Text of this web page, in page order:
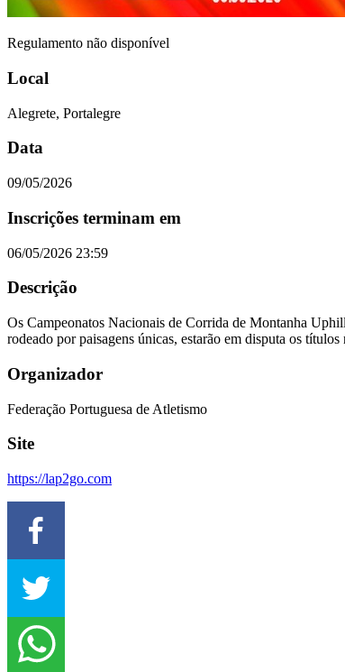
Regulamento não disponível
Local
Alegrete, Portalegre
Data
09/05/2026
Inscrições terminam em
06/05/2026 23:59
Descrição
Os Campeonatos Nacionais de Corrida de Montanha
rodeado por paisagens únicas, estarão em disputa os
Organizador
Federação Portuguesa de Atletismo
Site
https://lap2go.com